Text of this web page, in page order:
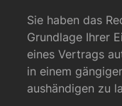
Sie haben das
Grundlage Ihrer
eines Vertrags
in einem
aushändigen zu